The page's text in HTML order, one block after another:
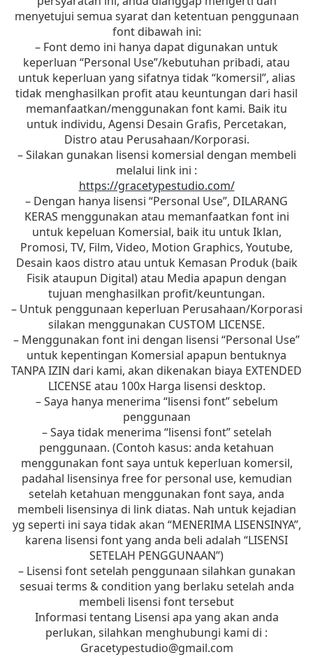
menyetujui semua syarat dan ketentuan penggunaan
font dibawah ini:
– Font demo ini hanya dapat digunakan untuk
keperluan “Personal Use”/kebutuhan pribadi, atau
untuk keperluan yang sifatnya tidak “komersil”, alias
tidak menghasilkan profit atau keuntungan dari hasil
memanfaatkan/menggunakan font kami. Baik itu
untuk individu, Agensi Desain Grafis, Percetakan,
Distro atau Perusahaan/Korporasi.
– Silakan gunakan lisensi komersial dengan membeli
melalui link ini :
https://gracetypestudio.com/
– Dengan hanya lisensi “Personal Use”, DILARANG
KERAS menggunakan atau memanfaatkan font ini
untuk kepeluan Komersial, baik itu untuk Iklan,
Promosi, TV, Film, Video, Motion Graphics, Youtube,
Desain kaos distro atau untuk Kemasan Produk (baik
Fisik ataupun Digital) atau Media apapun dengan
tujuan menghasilkan profit/keuntungan.
– Untuk penggunaan keperluan Perusahaan/Korporasi
silakan menggunakan CUSTOM LICENSE.
– Menggunakan font ini dengan lisensi “Personal Use”
untuk kepentingan Komersial apapun bentuknya
TANPA IZIN dari kami, akan dikenakan biaya EXTENDED
LICENSE atau 100x Harga lisensi desktop.
– Saya hanya menerima “lisensi font” sebelum
penggunaan
– Saya tidak menerima “lisensi font” setelah
penggunaan. (Contoh kasus: anda ketahuan
menggunakan font saya untuk keperluan komersil,
padahal lisensinya free for personal use, kemudian
setelah ketahuan menggunakan font saya, anda
membeli lisensinya di link diatas. Nah untuk kejadian
yg seperti ini saya tidak akan “MENERIMA LISENSINYA”,
karena lisensi font yang anda beli adalah “LISENSI
SETELAH PENGGUNAAN”)
– Lisensi font setelah penggunaan silahkan gunakan
sesuai terms & condition yang berlaku setelah anda
membeli lisensi font tersebut
Informasi tentang Lisensi apa yang akan anda
perlukan, silahkan menghubungi kami di :
Gracetypestudio@gmail.com